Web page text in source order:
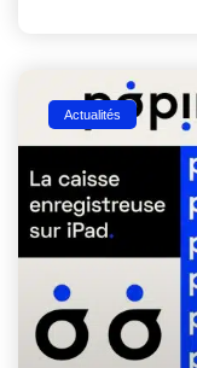
Actualités